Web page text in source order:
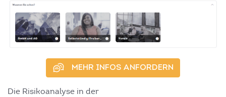
MEHR INFOS ANFORDERN
Die Risikoanalyse in der